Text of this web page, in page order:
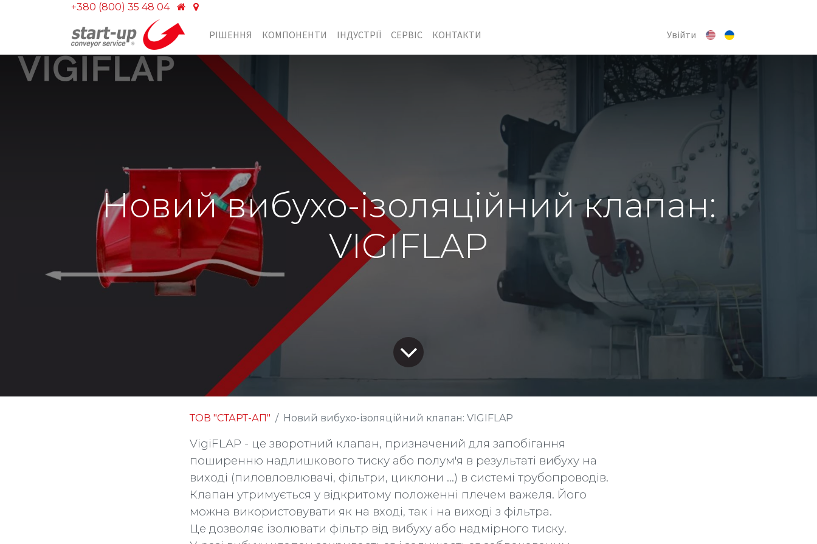
+380 (800) 35 48 04
РІШЕННЯ КОМПОНЕНТИ ІНДУСТРІЇ СЕРВІС КОНТАКТИ Увійти
Новий вибухо-ізоляційний клапан:
VIGIFLAP
ТОВ "СТАРТ-АП" Новий вибухо-ізоляційний клапан: VIGIFLAP
VigiFLAP - це зворотний клапан, призначений для запобігання
поширенню надлишкового тиску або полум'я в результаті вибуху на
виході (пиловловлювачі, фільтри, циклони ...) в системі трубопроводів.
Клапан утримується у відкритому положенні плечем важеля. Його
можна використовувати як на вході, так і на виході з фільтра.
Це дозволяє ізолювати фільтр від вибуху або надмірного тиску.